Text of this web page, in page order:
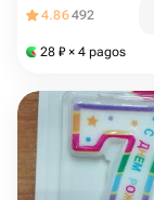
4.86492
28 ₽ × 4 pagos